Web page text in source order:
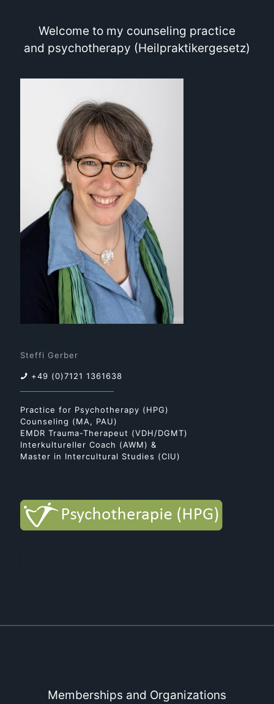
Welcome to my counseling practice
and psychotherapy (Heilpraktikergesetz)
Steffi Gerber
+49 (0)7121 1361638
Practice for Psychotherapy (HPG)
Counseling (MA, PAU)
EMDR Trauma-Therapeut (VDH/DGMT)
Interkultureller Coach (AWM) &
Master in Intercultural Studies (CIU)
Memberships and Organizations